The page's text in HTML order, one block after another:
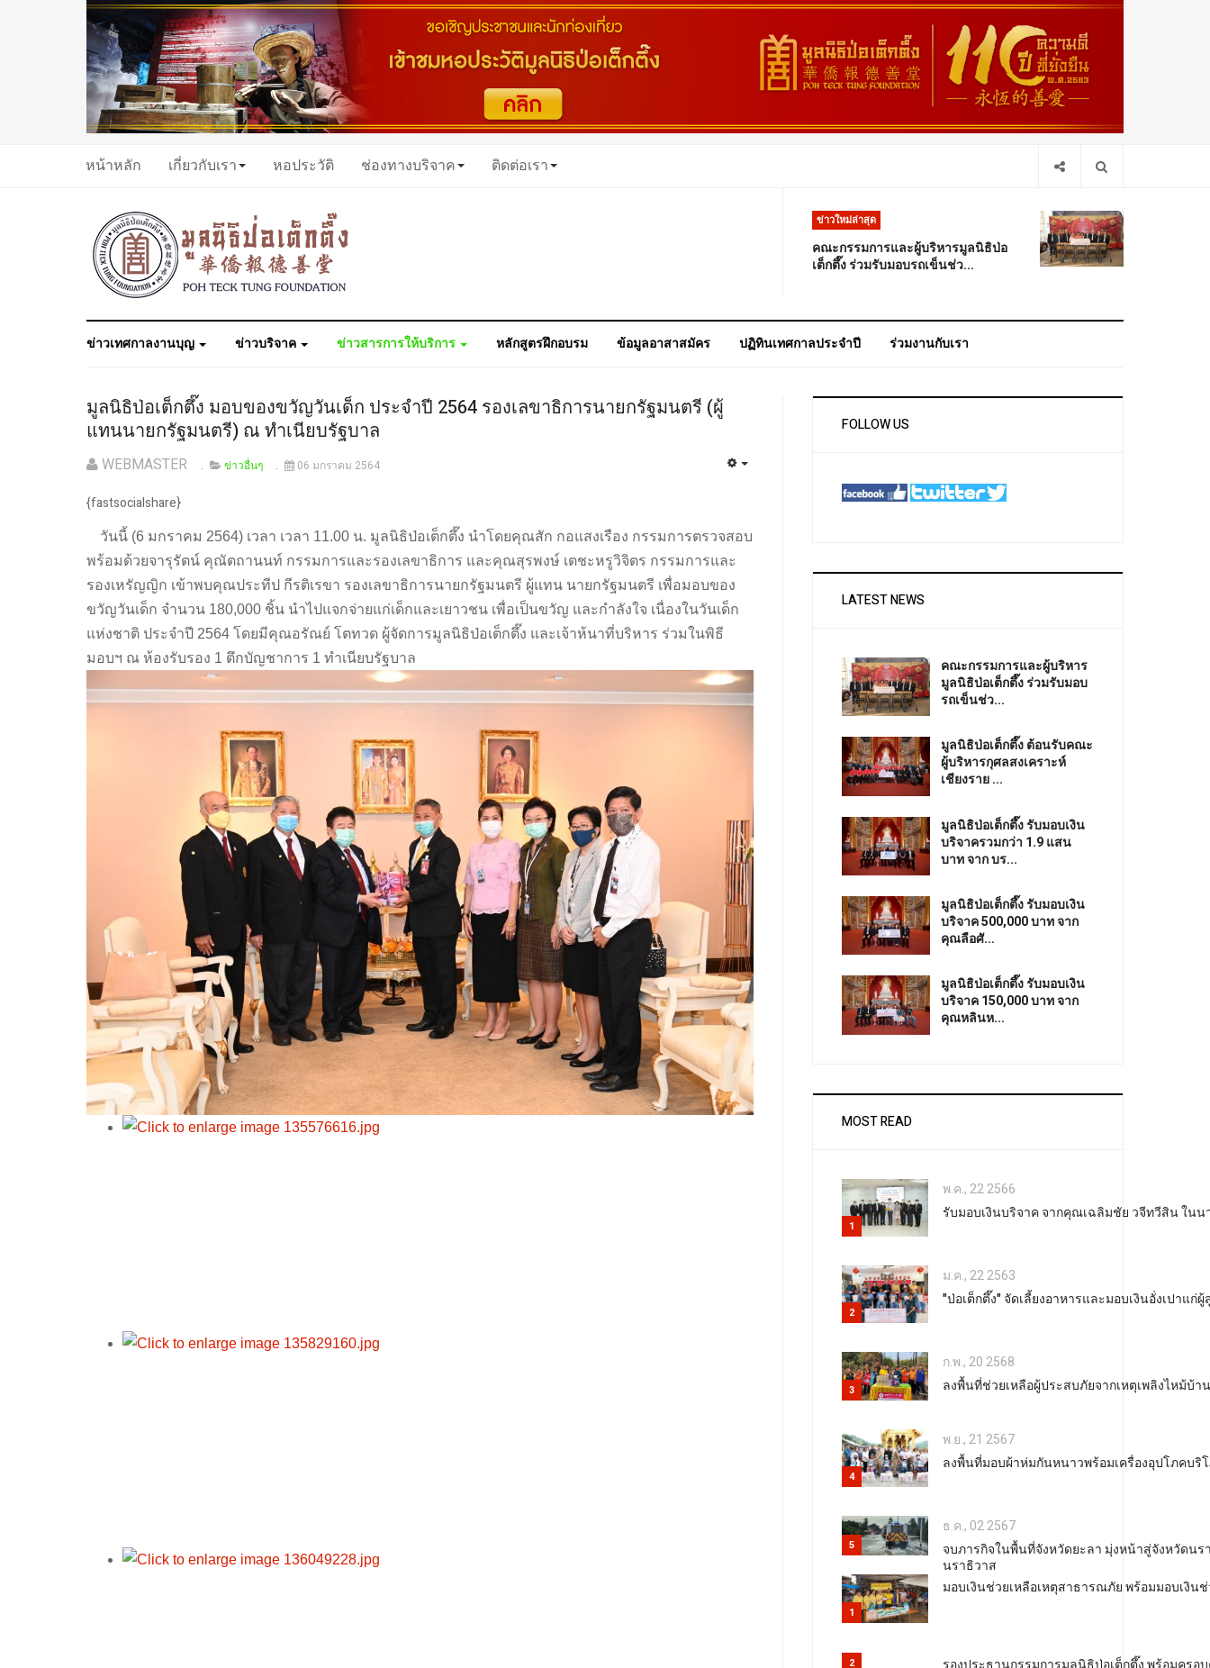
หน้าหลัก เกี่ยวกับเรา หอประวัติ ช่องทางบริจาค ติดต่อเรา
ข่าวใหม่ล่าสุด
คณะกรรมการและผู้บริหารมูลนิธิป่อ
เต็กตึ๊ง ร่วมรับมอบรถเข็นช่ว...
ข่าวเทศกาลงานบุญ ข่าวบริจาค ข่าวสารการให้บริการ หลักสูตรฝึกอบรม ข้อมูลอาสาสมัคร ปฏิทินเทศกาลประจำปี ร่วมงานกับเรา
มูลนิธิป่อเต็กตึ๊ง มอบของขวัญวันเด็ก ประจำปี 2564 รองเลขาธิการนายกรัฐมนตรี (ผู้
แทนนายกรัฐมนตรี) ณ ทำเนียบรัฐบาล
WEBMASTER ข่าวอื่นๆ 06 มกราคม 2564
{fastsocialshare}
วันนี้ (6 มกราคม 2564) เวลา เวลา 11.00 น. มูลนิธิป่อเต็กตึ๊ง นำโดยคุณสัก กอแสงเรือง กรรมการตรวจสอบ
พร้อมด้วยจารุรัตน์ คุณัตถานนท์ กรรมการและรองเลขาธิการ และคุณสุรพงษ์ เตชะหรูวิจิตร กรรมการและ
รองเหรัญญิก เข้าพบคุณประทีป กีรติเรขา รองเลขาธิการนายกรัฐมนตรี ผู้แทน นายกรัฐมนตรี เพื่อมอบของ
ขวัญวันเด็ก จำนวน 180,000 ชิ้น นำไปแจกจ่ายแก่เด็กและเยาวชน เพื่อเป็นขวัญ และกำลังใจ เนื่องในวันเด็ก
แห่งชาติ ประจำปี 2564 โดยมีคุณอรัณย์ โตทวด ผู้จัดการมูลนิธิป่อเต็กตึ๊ง และเจ้าห้นาที่บริหาร ร่วมในพิธี
มอบฯ ณ ห้องรับรอง 1 ตึกบัญชาการ 1 ทำเนียบรัฐบาล
FOLLOW US
LATEST NEWS
คณะกรรมการและผู้บริหาร
มูลนิธิป่อเต็กตึ๊ง ร่วมรับมอบ
รถเข็นช่ว...
มูลนิธิป่อเต็กตึ๊ง ต้อนรับคณะ
ผู้บริหารกุศลสงเคราะห์
เชียงราย ...
มูลนิธิป่อเต็กตึ๊ง รับมอบเงิน
บริจาครวมกว่า 1.9 แสน
บาท จาก บร...
มูลนิธิป่อเต็กตึ๊ง รับมอบเงิน
บริจาค 500,000 บาท จาก
คุณลือศั...
มูลนิธิป่อเต็กตึ๊ง รับมอบเงิน
บริจาค 150,000 บาท จาก
คุณหลินห...
MOST READ
1
พ.ค., 22 2566
รับมอบเงินบริจาค จากคุณเฉลิมชัย วจีทวีสิน ใน
2
ม.ค., 22 2563
"ป่อเต็กตึ๊ง" จัดเลี้ยงอาหารและมอบเงินอั่งเปาแก่ผู้
3
ก.พ., 20 2568
ลงพื้นที่ช่วยเหลือผู้ประสบภัยจากเหตุเพลิงไหม้บ้
4
พ.ย., 21 2567
ลงพื้นที่มอบผ้าห่มกันหนาวพร้อมเครื่องอุปโภคบริ
5
ธ.ค., 02 2567
จบภารกิจในพื้นที่จังหวัดยะลา มุ่งหน้าสู่จังหวัดนร
นราธิวาส
1
มอบเงินช่วยเหลือเหตุสาธารณภัย พร้อมมอบเงิ
2